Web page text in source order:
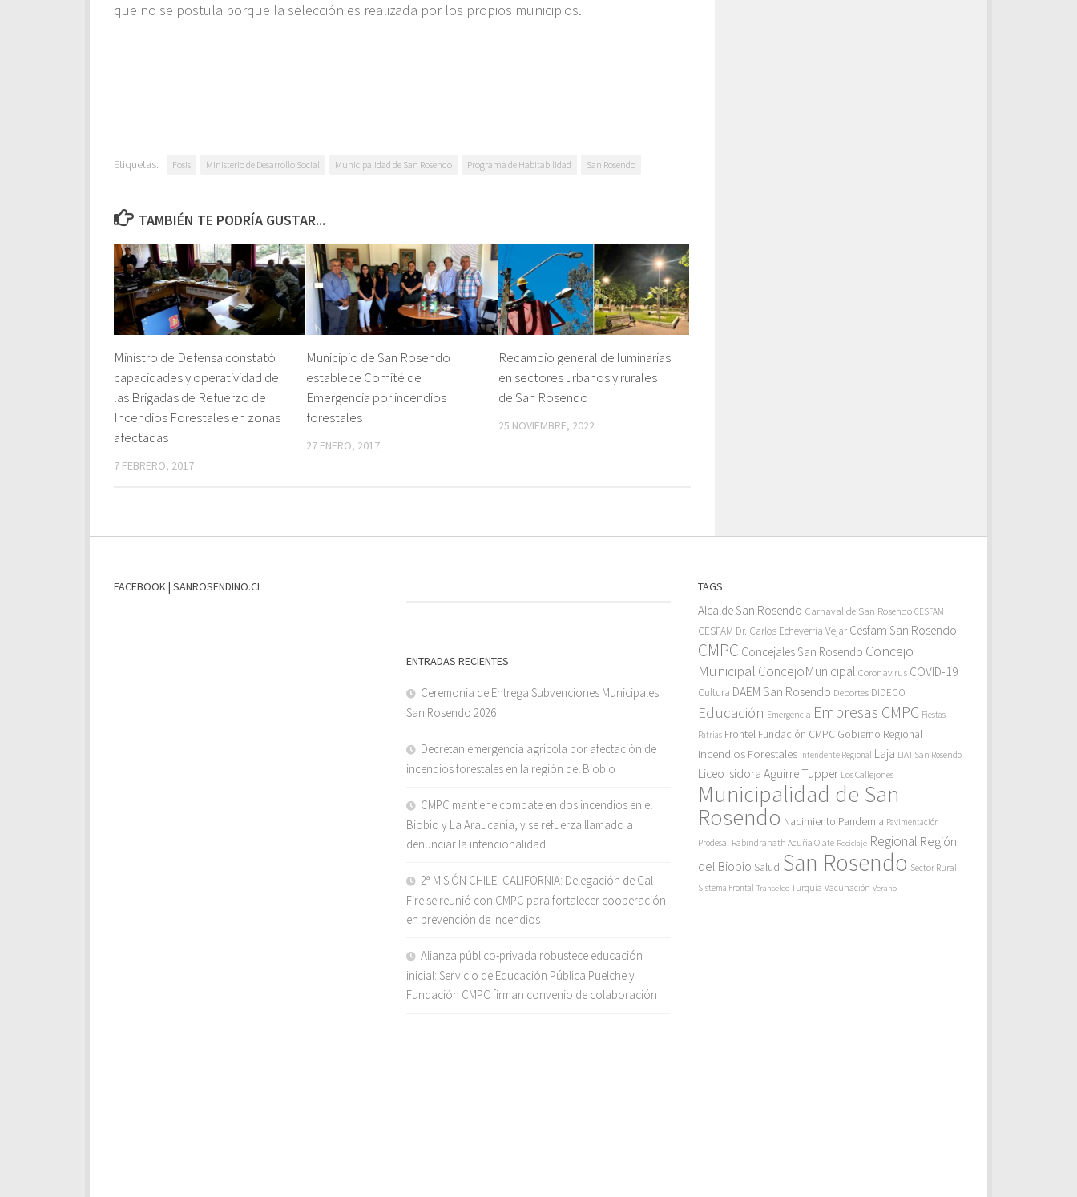
que no se postula porque la selección es realizada por los propios municipios.
Etiquetas: Fosis Ministerio de Desarrollo Social Municipalidad de San Rosendo Programa de Habitabilidad San Rosendo
TAMBIÉN TE PODRÍA GUSTAR...
Ministro de Defensa constató
capacidades y operatividad de
las Brigadas de Refuerzo de
Incendios Forestales en zonas
afectadas
7 FEBRERO, 2017
Municipio de San Rosendo
establece Comité de
Emergencia por incendios
forestales
27 ENERO, 2017
Recambio general de luminarias
en sectores urbanos y rurales
de San Rosendo
25 NOVIEMBRE, 2022
FACEBOOK | SANROSENDINO.CL
ENTRADAS RECIENTES
Ceremonia de Entrega Subvenciones Municipales
San Rosendo 2026
Decretan emergencia agrícola por afectación de
incendios forestales en la región del Biobío
CMPC mantiene combate en dos incendios en el
Biobío y La Araucanía, y se refuerza llamado a
denunciar la intencionalidad
2ª MISIÓN CHILE–CALIFORNIA: Delegación de Cal
Fire se reunió con CMPC para fortalecer cooperación
en prevención de incendios
Alianza público-privada robustece educación
inicial: Servicio de Educación Pública Puelche y
Fundación CMPC firman convenio de colaboración
TAGS
Alcalde San Rosendo Carnaval de San Rosendo CESFAM
CESFAM Dr. Carlos Echeverría Vejar Cesfam San Rosendo
CMPC Concejales San Rosendo Concejo
Municipal ConcejoMunicipal Coronavirus COVID-19
Cultura DAEM San Rosendo Deportes DIDECO
Educación Emergencia Empresas CMPC Fiestas
Patrias Frontel Fundación CMPC Gobierno Regional
Incendios Forestales Intendente Regional Laja LIAT San Rosendo
Liceo Isidora Aguirre Tupper Los Callejones
Municipalidad de San
Rosendo Nacimiento Pandemia Pavimentación
Prodesal Rabindranath Acuña Olate Reciclaje Regional Región
del Biobío Salud San Rosendo Sector Rural
Sistema Frontal Transelec Turquía Vacunación Verano